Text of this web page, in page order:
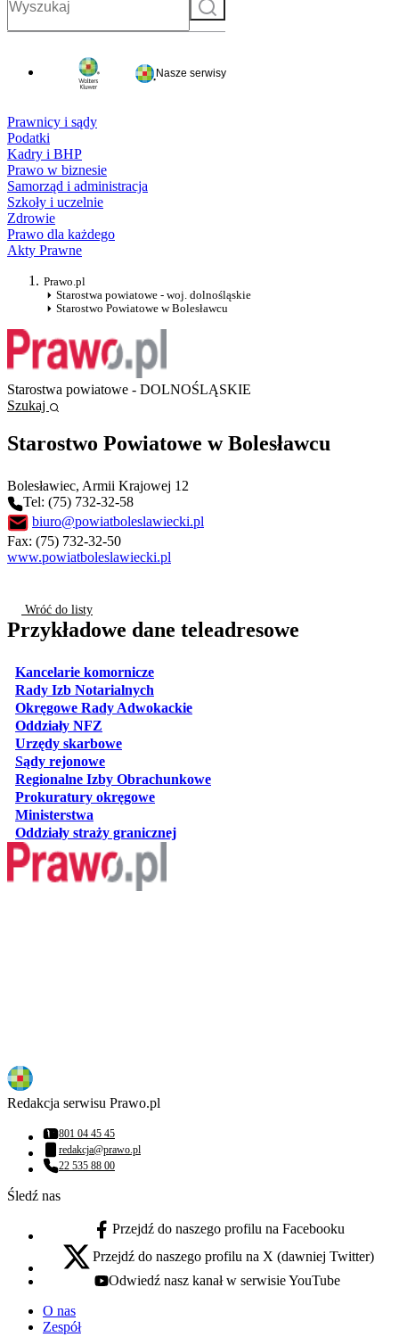
Nasze serwisy
Prawnicy i sądy
Podatki
Kadry i BHP
Prawo w biznesie
Samorząd i administracja
Szkoły i uczelnie
Zdrowie
Prawo dla każdego
Akty Prawne
Prawo.pl
Starostwa powiatowe - woj. dolnośląskie
Starostwo Powiatowe w Bolesławcu
Starostwa powiatowe - DOLNOŚLĄSKIE
Szukaj
Starostwo Powiatowe w Bolesławcu
Bolesławiec, Armii Krajowej 12
Tel: (75) 732-32-58
biuro@powiatboleslawiecki.pl
Fax: (75) 732-32-50
www.powiatboleslawiecki.pl
Wróć do listy
Przykładowe dane teleadresowe
Kancelarie komorniczeotwiera się w nowej karcie
Rady Izb Notarialnych
Okręgowe Rady Adwokackieotwiera się w nowej karcie
Oddziały NFZ
Urzędy skarboweotwiera się w nowej karcie
Sądy rejonoweotwiera się w nowej karcie
Regionalne Izby Obrachunkoweotwiera się w nowej karcie
Prokuratury okręgoweotwiera się w nowej karcie
Ministerstwa
Oddziały straży granicznejotwiera się w nowej karcie
Redakcja serwisu Prawo.pl
Numer telefonu:
801 04 45 45
Adres email:
redakcja@prawo.pl
Numer telefonu:
22 535 88 00
Śledź nas
facebook - otwiera się w nowej karcie
Przejdź do naszego profilu na Facebooku
x - otwiera się w nowej karcie
Przejdź do naszego profilu na X (dawniej Twitter)
youtube - otwiera się w nowej karcie
Odwiedź nasz kanał w serwisie YouTube
O nas
Zespół